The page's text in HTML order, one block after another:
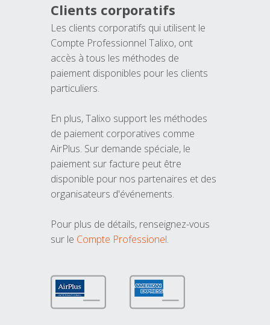
Clients corporatifs
Les clients corporatifs qui utilisent le
Compte Professionnel Talixo, ont
accès à tous les méthodes de
paiement disponibles pour les clients
particuliers.
En plus, Talixo support les méthodes
de paiement corporatives comme
AirPlus. Sur demande spéciale, le
paiement sur facture peut être
disponible pour nos partenaires et des
organisateurs d'événements.
Pour plus de détails, renseignez-vous
sur le Compte Professionel.